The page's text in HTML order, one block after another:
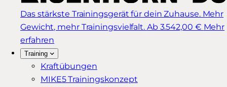
Das stärkste Trainingsgerät für dein Zuhause. Mehr
Gewicht, mehr Trainingsvielfalt. Ab 3.542,00 € Mehr
erfahren
Training
Kraftübungen
MIKE5 Trainingskonzept